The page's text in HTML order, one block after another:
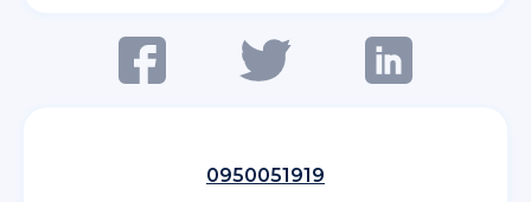
0950051919